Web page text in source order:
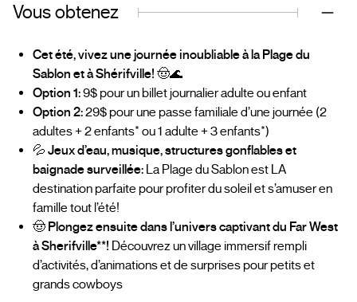
Vous obtenez
Cet été, vivez une journée inoubliable à la Plage du
Sablon et à Shérifville! 🤠🌊
Option 1:9$ pour un billet journalier adulte ou enfant
Option 2:29$ pour une passe familiale d’une journée (2
adultes + 2 enfants* ou 1 adulte + 3 enfants*)
💦 Jeux d’eau, musique, structures gonflables et
baignade surveillée: La Plage du Sablon est LA
destination parfaite pour profiter du soleil et s’amuser en
famille tout l’été!
🤠 Plongez ensuite dans l’univers captivant du Far West
à Sherifville**! Découvrez un village immersif rempli
d’activités, d’animations et de surprises pour petits et
grands cowboys